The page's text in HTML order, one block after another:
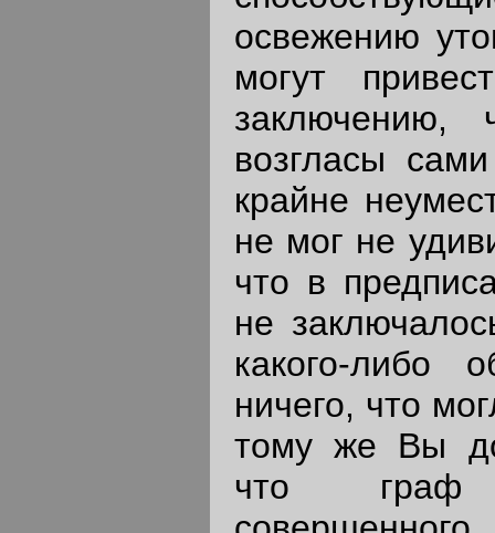
освежению
могут
возгласы
крайне
не мог не
что в
не
какого-либо
ничего, что
тому же Вы
что